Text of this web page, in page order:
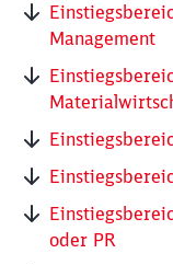
Management
oder PR